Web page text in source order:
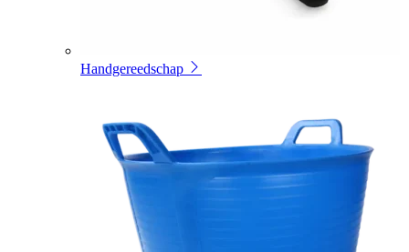
Handgereedschap